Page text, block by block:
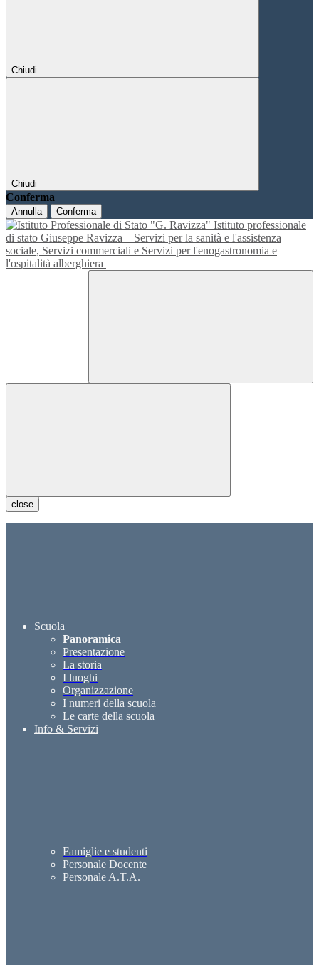
Chiudi
Chiudi
Conferma
Annulla Conferma
Istituto professionale
di stato Giuseppe Ravizza
Servizi per la sanità e l'assistenza
sociale, Servizi commerciali e Servizi per l'enogastronomia e
l'ospitalità alberghiera
close
Scuola
Panoramica
Presentazione
La storia
I luoghi
Organizzazione
I numeri della scuola
Le carte della scuola
Info & Servizi
Famiglie e studenti
Personale Docente
Personale A.T.A.